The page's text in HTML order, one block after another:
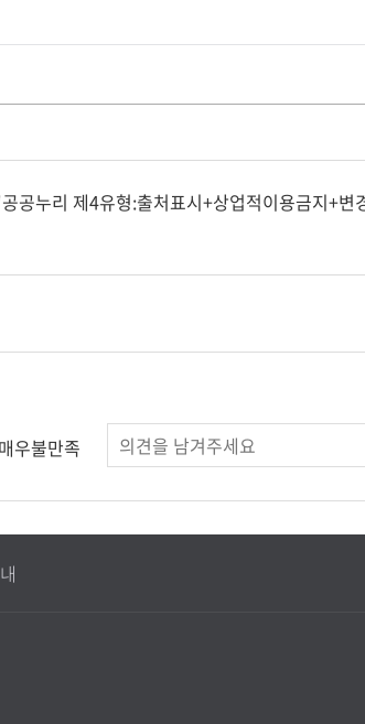
공누리 제4유형:출처표시+상업적이용금지+변
매우불만족
의
견